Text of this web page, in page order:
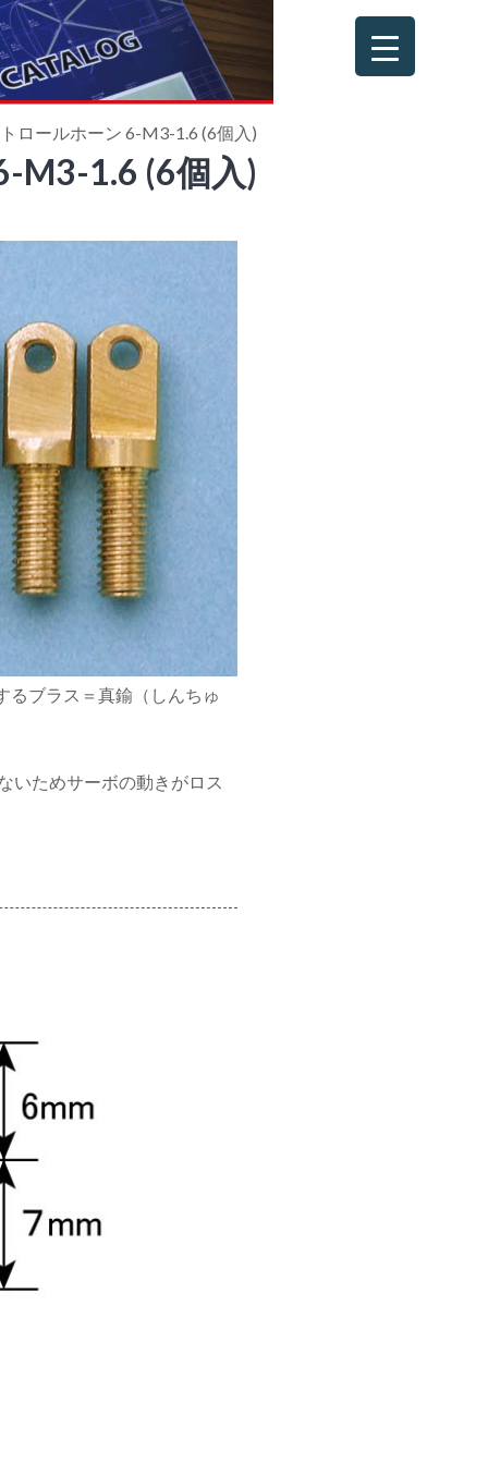
ロールホーン 6-M3-1.6 (6個入)
M3-1.6 (6個入)
るブラス＝真鍮（しんちゅ
いためサーボの動きがロス